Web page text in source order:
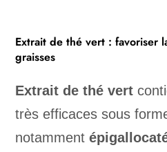
Extrait de thé vert : favoriser
graisses
Extrait de thé vert
très efficaces sous
notamment